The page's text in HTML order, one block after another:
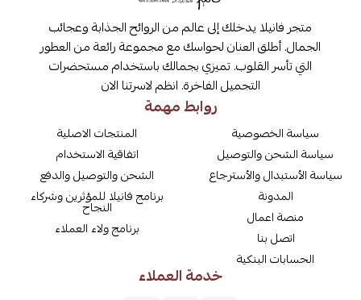
متجر فانيلا يدخلك إلى عالم من الروائح الجذابة وعجائب
الجمال. أطلق العنان لحواسك مع مجموعة رائعة من العطور
التي تأسر القلوب. تميزي بجمالك باستخدام مستحضرات
التجميل الفاخرة. انظم لاسرتنا الان
روابط مهمة
سياسة الخصوصية
سياسة الشحن والتوصيل
سياسة الأستبدال والأسترجاع
المدونة
منصة اعمال
اتصل بنا
الحسابات البنكية
المنتجات الاصلية
اتفاقية الاستخدام
الشحن والتوصيل والدفع
برنامج فانيلا للمؤثرين وشركاء
النجاح
برنامج ولاء العملاء
خدمة العملاء